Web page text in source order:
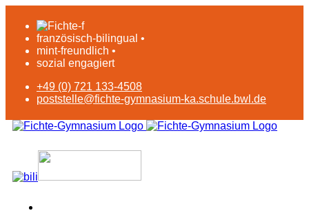
französisch-bilingual •
mint-freundlich •
sozial engagiert
+49 (0) 721 133-4508
poststelle@fichte-gymnasium-ka.schule.bwl.de